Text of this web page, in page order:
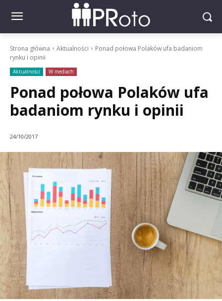
Strona główna Aktualności
Ponad połowa Polaków ufa badaniom
rynku i opinii
Aktualności W mediach
Ponad połowa Polaków ufa
badaniom rynku i opinii
24/10/2017